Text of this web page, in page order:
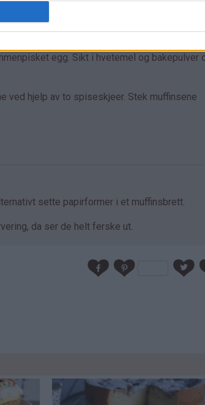
egg. Sikt i hvetemel og bakepulver
ved hjelp av to spiseskjeer. Stek muffinsene
sette papirformer i et muffinsbrett.
da ser de helt ferske ut.